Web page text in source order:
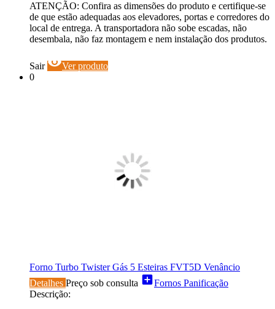
ATENÇÃO: Confira as dimensões do produto e certifique-se
de que estão adequadas aos elevadores, portas e corredores do
local de entrega. A transportadora não sobe escadas, não
desembala, não faz montagem e nem instalação dos produtos.
Sair visibilityVer produto
0
Forno Turbo Twister Gás 5 Esteiras FVT5D Venâncio
Detalhes Preço sob consulta add_boxFornos Panificação
Descrição: